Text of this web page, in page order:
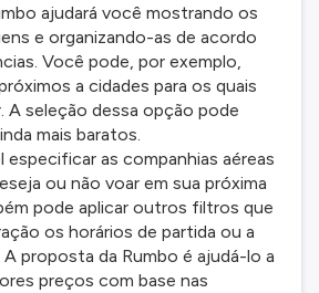
ajudará você mostrando os
e organizando-as de acordo
Você pode, por exemplo,
a cidades para os quais
A seleção dessa opção pode
mais baratos.
especificar as companhias aéreas
ou não voar em sua próxima
pode aplicar outros filtros que
os horários de partida ou a
proposta da Rumbo é ajudá-lo a
preços com base nas